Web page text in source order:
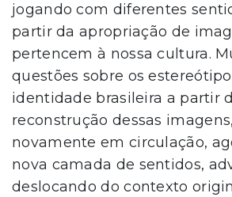
jogando com diferentes
partir da apropriação de
pertencem à nossa cultura.
questões sobre os
identidade brasileira a partir
reconstrução dessas
novamente em circulação,
nova camada de sentidos,
deslocando do contexto